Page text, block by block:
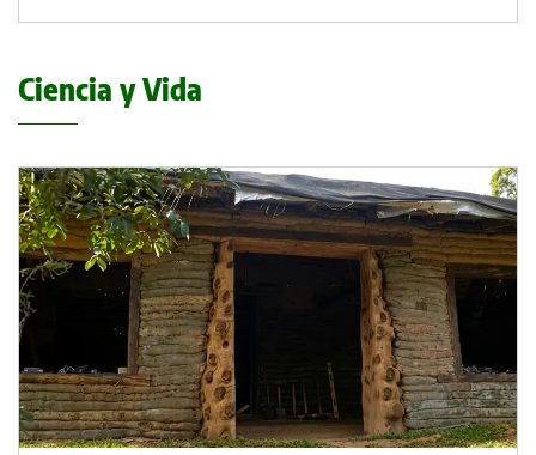
Ciencia y Vida